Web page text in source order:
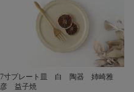
7寸プレート皿 白 陶器 姉崎雅
彦 益子焼